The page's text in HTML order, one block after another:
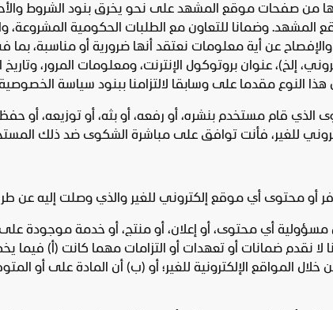
من صفحات موقع المشهد على نحو يخرق بنود الشروط
وضمانا للتعاون مع الطلبات الحكومية المشروعة،
والإفصاح عن أية معلومات نعتقد أنها ضرورية أو مناسبة،
إلخ)، عنوان بروتوكول الإنترنت، ومعلومات المرور،
النوع مقدما على وسابقا لالتزامنا ببنود سياسة
الذي قام مستخدم بنشره، أو رفعه، أو بثه، أو توزيعه، أو
للغير، فأنت توافق على مباشرة الشكوى ضد ذلك
مسؤولية أي محتوى، أو إعلان، أو منتج، أو خدمة موجودة
لا نقدم ضمانات أو تعهدات أو التزامات مهما كانت (أ) فيما
المواقع الإلكترونية للغير؛ أو (ب) أن المادة على أو